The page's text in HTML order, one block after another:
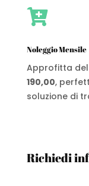

Noleggio Mensile
Approfitta
190,00,
soluzione di
Richiedi